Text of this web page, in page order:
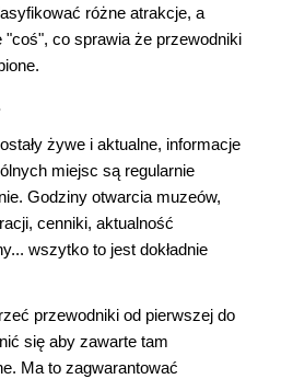
różne atrakcje, a
"coś", co sprawia że przewodniki
żywe i aktualne, informacje
miejsc są regularnie
Godziny otwarcia muzeów,
cenniki, aktualność
wszytko to jest dokładnie
przewodniki od pierwszej do
się aby zawarte tam
Ma to zagwarantować